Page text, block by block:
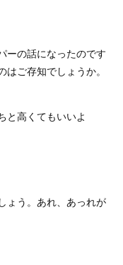
ーの話になったのです
ご存知でしょうか。
と高くてもいいよ
ょう。あれ、あっれが